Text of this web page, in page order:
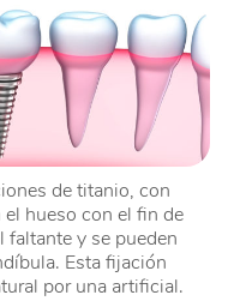
de titanio, con
hueso con el fin de
faltante y se pueden
Esta fijación
por una artificial.